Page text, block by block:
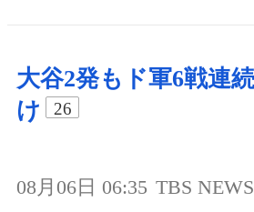
大谷2発もド軍6戦連
け
26
08月06日 06:35 TBS